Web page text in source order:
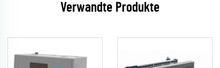
Verwandte Produkte